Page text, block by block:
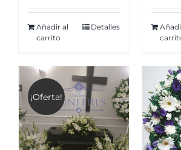
Añadir al
carrito
Detalles
¡Oferta!